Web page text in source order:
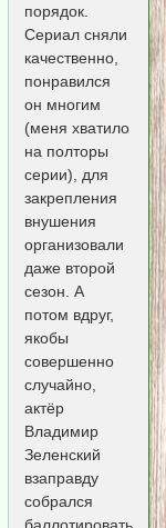
порядок.
Сериал сняли
качественно,
понравился
он многим
(меня хватило
на полторы
серии), для
закрепления
внушения
организовали
даже второй
сезон. А
потом вдруг,
якобы
совершенно
случайно,
актёр
Владимир
Зеленский
взаправду
собрался
баллотироваться